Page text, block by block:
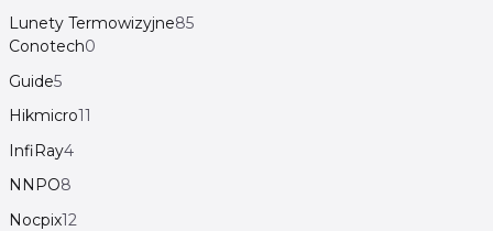
Lunety Termowizyjne85
Conotech0
Guide5
Hikmicro11
InfiRay4
NNPO8
Nocpix12